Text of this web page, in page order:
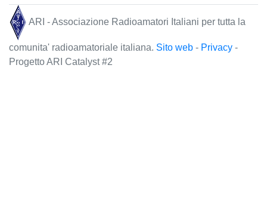
ARI - Associazione Radioamatori Italiani per tutta la
comunita' radioamatoriale italiana. Sito web - Privacy -
Progetto ARI Catalyst #2